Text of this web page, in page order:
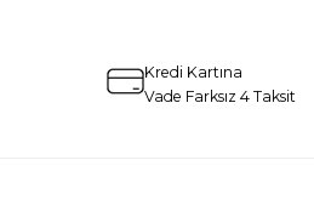
Kredi Kartına
Vade Farksız 4 Taksit